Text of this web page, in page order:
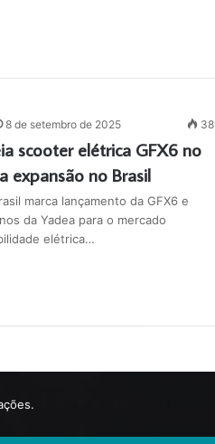
8 de setembro de 2025 38
scooter elétrica GFX6 no
expansão no Brasil
marca lançamento da GFX6 e
da Yadea para o mercado
elétrica…